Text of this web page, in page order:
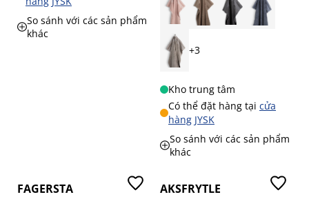
So sánh với các sản phẩm
khác
+3
Kho trung tâm
Có thể đặt hàng tại cửa
hàng JYSK
So sánh với các sản phẩm
khác
FAGERSTA AKSFRYTLE